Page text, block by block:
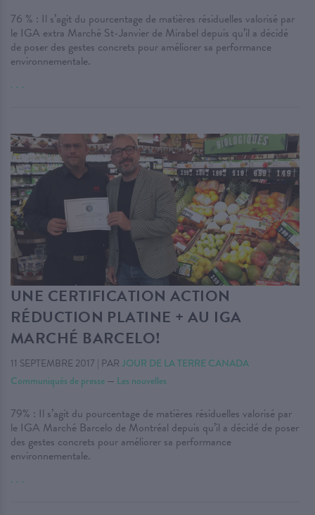
76 % : Il s’agit du pourcentage de matières résiduelles valorisé par
le IGA extra Marché St-Janvier de Mirabel depuis qu’il a décidé
de poser des gestes concrets pour améliorer sa performance
environnementale.
. . .
UNE CERTIFICATION ACTION
RÉDUCTION PLATINE + AU IGA
MARCHÉ BARCELO!
11 SEPTEMBRE 2017 | PAR JOUR DE LA TERRE CANADA
Communiqués de presse — Les nouvelles
79% : Il s’agit du pourcentage de matières résiduelles valorisé par
le IGA Marché Barcelo de Montréal depuis qu’il a décidé de poser
des gestes concrets pour améliorer sa performance
environnementale.
. . .